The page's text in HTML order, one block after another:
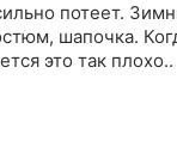
потеет.
шапочка.
это так плохо..